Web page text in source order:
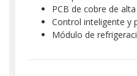
PCB de cobre de alta
Control inteligente y
Módulo de